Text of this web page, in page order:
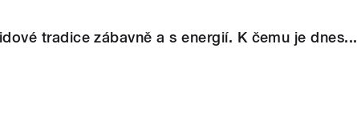
tradice zábavně a s energií. K čemu je dnes...